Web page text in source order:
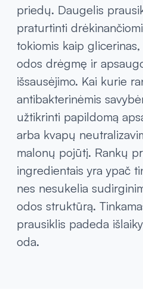
priedų. Daugelis
praturtinti
tokiomis kaip
odos drėgmę ir
išsausėjimo. Kai kurie
antibakterinėmis
užtikrinti papildomą
arba kvapų
malonų pojūtį. Rankų
ingredientais yra ypač
nes nesukelia
odos struktūrą.
prausiklis padeda
oda.